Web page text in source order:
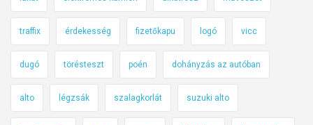
traffix érdekesség fizetőkapu logó vicc
dugó törésteszt poén dohányzás az autóban
alto légzsák szalagkorlát suzuki alto